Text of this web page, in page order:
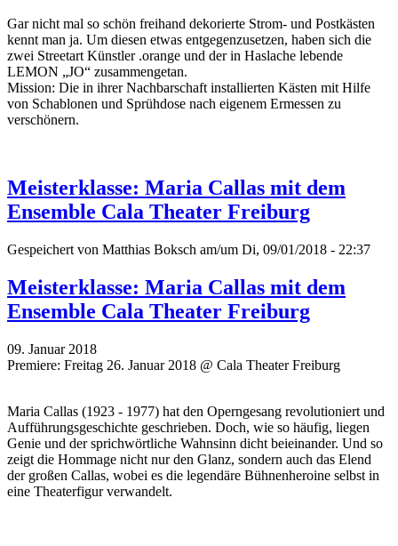
Gar nicht mal so schön freihand dekorierte Strom- und Postkästen
kennt man ja. Um diesen etwas entgegenzusetzen, haben sich die
zwei Streetart Künstler .orange und der in Haslache lebende
LEMON „JO“ zusammengetan.
Mission: Die in ihrer Nachbarschaft installierten Kästen mit Hilfe
von Schablonen und Sprühdose nach eigenem Ermessen zu
verschönern.
Meisterklasse: Maria Callas mit dem
Ensemble Cala Theater Freiburg
Gespeichert von Matthias Boksch am/um Di, 09/01/2018 - 22:37
Meisterklasse: Maria Callas mit dem
Ensemble Cala Theater Freiburg
09. Januar 2018
Premiere: Freitag 26. Januar 2018 @ Cala Theater Freiburg
Maria Callas (1923 - 1977) hat den Operngesang revolutioniert und
Aufführungsgeschichte geschrieben. Doch, wie so häufig, liegen
Genie und der sprichwörtliche Wahnsinn dicht beieinander. Und so
zeigt die Hommage nicht nur den Glanz, sondern auch das Elend
der großen Callas, wobei es die legendäre Bühnenheroine selbst in
eine Theaterfigur verwandelt.